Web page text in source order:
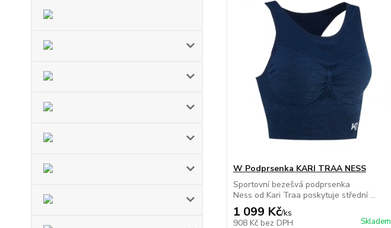
W Podprsenka KARI TRAA NESS
Sportovní bezešvá podprsenka
Ness od Kari Traa poskytuje střední ...
1 099 Kč/ks
908 Kč bez DPH Skladem